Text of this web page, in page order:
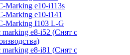
Marking e10-i113s
Marking e10-i141
Marking I103 L-G
marking e8-i52 (Снят с
marking e8-i81 (Снят с